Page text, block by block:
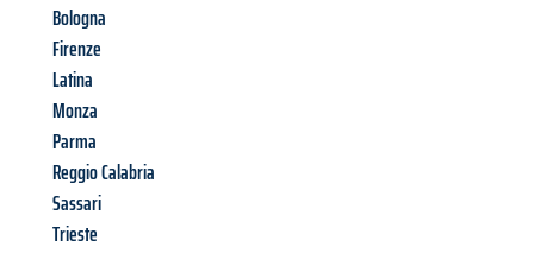
Bologna
Firenze
Latina
Monza
Parma
Reggio Calabria
Sassari
Trieste